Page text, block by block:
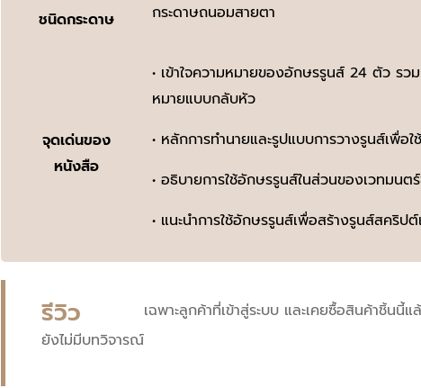
ชนิดกระดาษ กระดาษถนอมสายตา
จุดเด่นของ
หนังสือ
• เข้าใจความหมายของอักษรรูนส์ 24 ตัว ร
หมายแบบกลับหัว
• หลักการทํานายและรูปแบบการวางรูนส์เพื่อ
• อธิบายการใช้อักษรรูนส์ในส่วนของเวทมน
• แนะนําการใช้อักษรรูนส์เพื่อสร้างรูนส์สคริป
รีวิว
ยังไม่มีบทวิจารณ์
เฉพาะลูกค้าที่เข้าสู่ระบบ และเคยซื้อสินค้าชิ้นนี้